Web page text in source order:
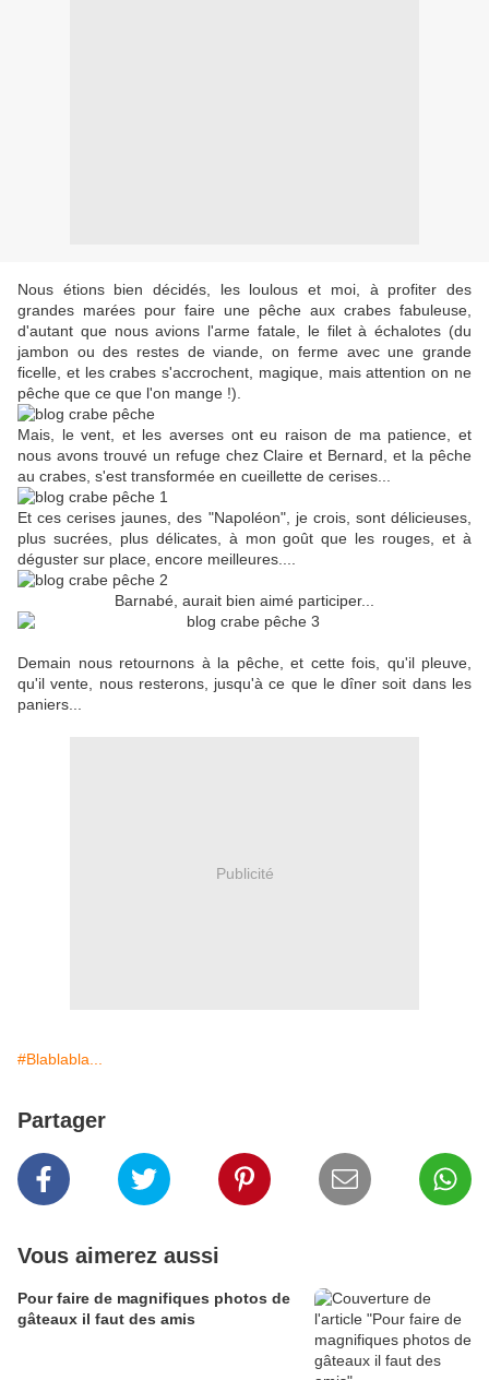
Nous étions bien décidés, les loulous et moi, à profiter des
grandes marées pour faire une pêche aux crabes fabuleuse,
d'autant que nous avions l'arme fatale, le filet à échalotes (du
jambon ou des restes de viande, on ferme avec une grande
ficelle, et les crabes s'accrochent, magique, mais attention on ne
pêche que ce que l'on mange !).
Mais, le vent, et les averses ont eu raison de ma patience, et
nous avons trouvé un refuge chez Claire et Bernard, et la pêche
au crabes, s'est transformée en cueillette de cerises...
Et ces cerises jaunes, des "Napoléon", je crois, sont délicieuses,
plus sucrées, plus délicates, à mon goût que les rouges, et à
déguster sur place, encore meilleures....
Barnabé, aurait bien aimé participer...
Demain nous retournons à la pêche, et cette fois, qu'il pleuve,
qu'il vente, nous resterons, jusqu'à ce que le dîner soit dans les
paniers...
Publicité
#Blablabla...
Partager
Vous aimerez aussi
Pour faire de magnifiques photos de
gâteaux il faut des amis